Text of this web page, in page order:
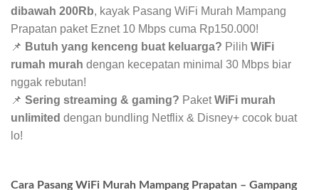
dibawah 200Rb, kayak Pasang WiFi Murah Mampang
Prapatan paket Eznet 10 Mbps cuma Rp150.000!
📌 Butuh yang kenceng buat keluarga? Pilih WiFi
rumah murah dengan kecepatan minimal 30 Mbps biar
nggak rebutan!
📌 Sering streaming & gaming? PaketWiFi murah
unlimited dengan bundling Netflix & Disney+ cocok buat
lo!
Cara Pasang WiFi Murah Mampang Prapatan – Gampang